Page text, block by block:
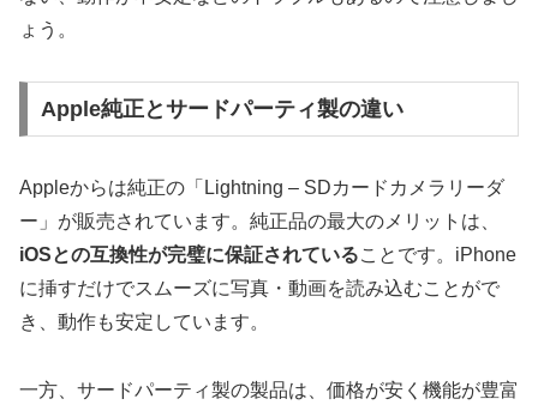
ょう。
Apple純正とサードパーティ製の違い
Appleからは純正の「Lightning – SDカードカメラリーダ
ー」が販売されています。純正品の最大のメリットは、
iOSとの互換性が完璧に保証されていることです。iPhone
に挿すだけでスムーズに写真・動画を読み込むことがで
き、動作も安定しています。
一方、サードパーティ製の製品は、価格が安く機能が豊富